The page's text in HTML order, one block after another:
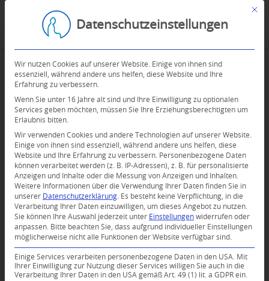
Mit
Datenschutzeinstellungen
Wir nutzen Cookies auf unserer Website. Einige von ihnen sind
essenziell, während andere uns helfen, diese Website und Ihre
Erfahrung zu verbessern.
Wenn Sie unter 16 Jahre alt sind und Ihre Einwilligung zu optionalen
Services geben möchten, müssen Sie Ihre Erziehungsberechtigten um
Erlaubnis bitten.
Wir verwenden Cookies und andere Technologien auf unserer Website.
Einige von ihnen sind essenziell, während andere uns helfen, diese
Website und Ihre Erfahrung zu verbessern.
Personenbezogene Daten
können verarbeitet werden (z. B. IP-Adressen), z. B. für personalisierte
Anzeigen und Inhalte oder die Messung von Anzeigen und Inhalten.
Weitere Informationen über die Verwendung Ihrer Daten finden Sie in
unserer Datenschutzerklärung
Es besteht keine Verpflichtung, in die
Verarbeitung Ihrer Daten einzuwilligen, um dieses Angebot zu nutzen.
Sie können Ihre Auswahl jederzeit unter Einstellungen widerrufen oder
anpassen.
Bitte beachten Sie, dass aufgrund individueller Einstellungen
möglicherweise nicht alle Funktionen der Website verfügbar sind.
Einige Services verarbeiten personenbezogene Daten in den USA. Mit
Ihrer Einwilligung zur Nutzung dieser Services willigen Sie auch in die
Verarbeitung Ihrer Daten in den USA gemäß Art. 49 (1) lit. a GDPR ein.